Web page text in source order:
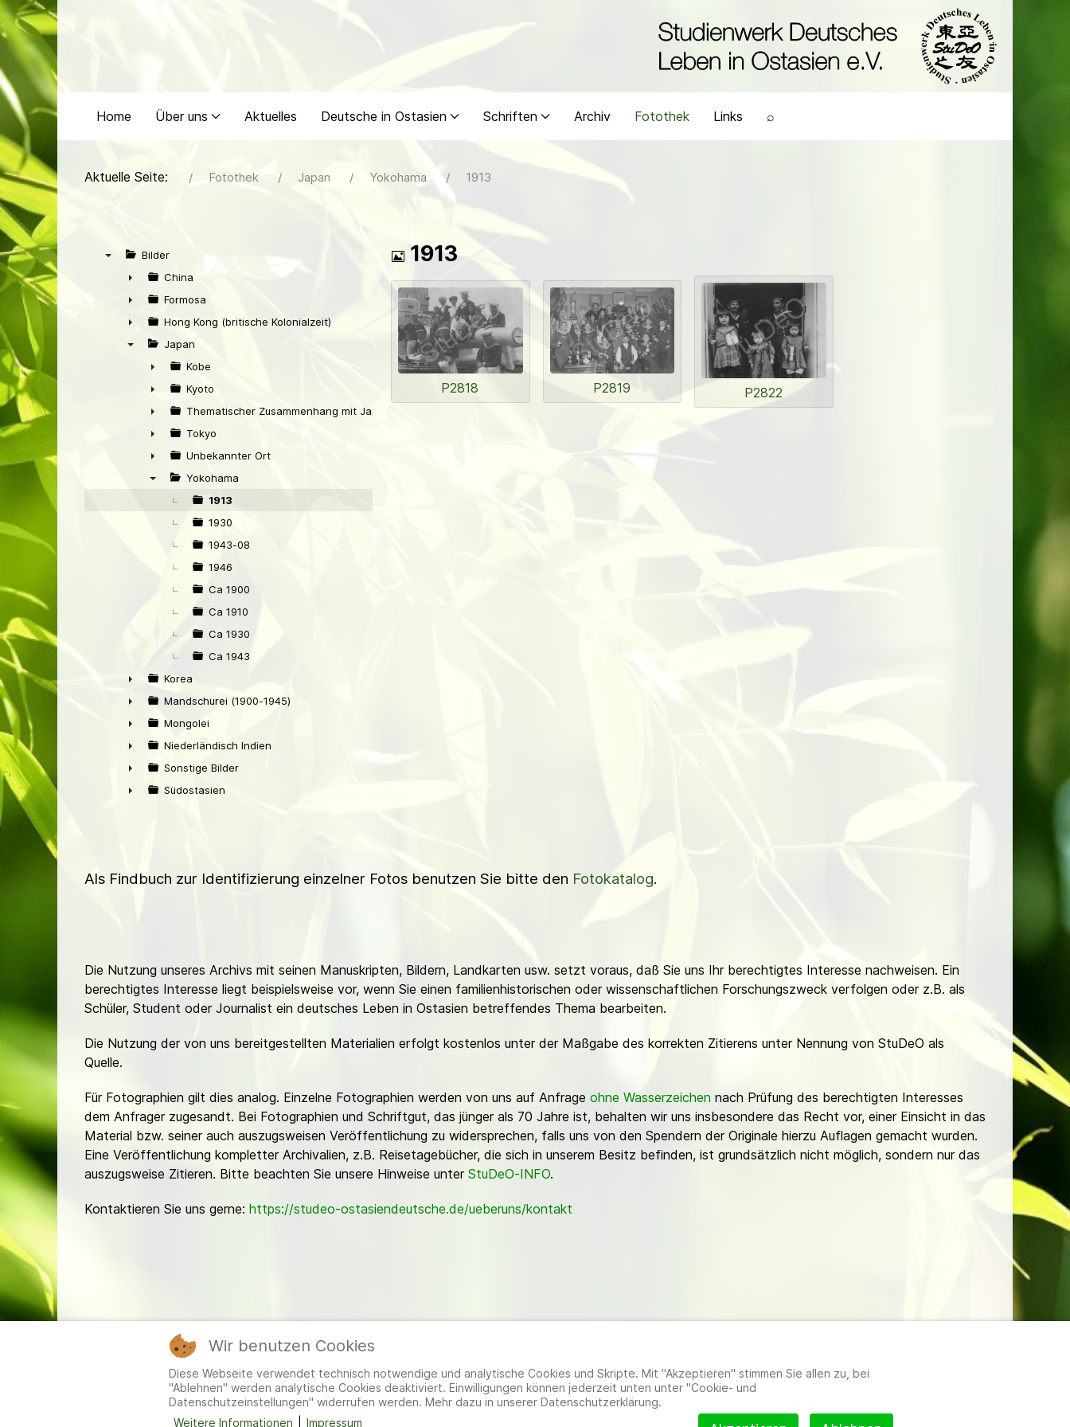
Home Über uns Aktuelles Deutsche in Ostasien Schriften Archiv Fotothek Links ⌕
Aktuelle Seite: Fotothek Japan Yokohama 1913
Bilder
►
China
►
Formosa
►
Hong Kong (britische Kolonialzeit)
Japan
►
Kobe
►
Kyoto
►
Thematischer Zusammenhang mit Japan
►
Tokyo
►
Unbekannter Ort
Yokohama
1913
1930
1943-08
1946
Ca 1900
Ca 1910
Ca 1930
Ca 1943
►
Korea
►
Mandschurei (1900-1945)
►
Mongolei
►
Niederländisch Indien
►
Sonstige Bilder
Südostasien
Bild
1913
P2818 P2819 P2822
Als Findbuch zur Identifizierung einzelner Fotos benutzen Sie bitte den Fotokatalog.
Die Nutzung unseres Archivs mit seinen Manuskripten, Bildern, Landkarten usw. setzt voraus, daß Sie uns Ihr berechtigtes Interesse nachweisen. Ein
berechtigtes Interesse liegt beispielsweise vor, wenn Sie einen familienhistorischen oder wissenschaftlichen Forschungszweck verfolgen oder z.B. als
Schüler, Student oder Journalist ein deutsches Leben in Ostasien betreffendes Thema bearbeiten.
Die Nutzung der von uns bereitgestellten Materialien erfolgt kostenlos unter der Maßgabe des korrekten Zitierens unter Nennung von StuDeO als
Quelle.
Für Fotographien gilt dies analog. Einzelne Fotographien werden von uns auf Anfrage ohne Wasserzeichen nach Prüfung des berechtigten Interesses
dem Anfrager zugesandt. Bei Fotographien und Schriftgut, das jünger als 70 Jahre ist, behalten wir uns insbesondere das Recht vor, einer Einsicht in das
Material bzw. seiner auch auszugsweisen Veröffentlichung zu widersprechen, falls uns von den Spendern der Originale hierzu Auflagen gemacht wurden.
Eine Veröffentlichung kompletter Archivalien, z.B. Reisetagebücher, die sich in unserem Besitz befinden, ist grundsätzlich nicht möglich, sondern nur das
auszugsweise Zitieren. Bitte beachten Sie unsere Hinweise unter StuDeO-INFO.
Kontaktieren Sie uns gerne: https://studeo-ostasiendeutsche.de/ueberuns/kontakt
Mitglieder
Wir benutzen Cookies
Diese Webseite verwendet technisch notwendige und analytische Cookies und Skripte. Mit "Akzeptieren" stimmen Sie allen zu, bei
"Ablehnen" werden analytische Cookies deaktiviert. Einwilligungen können jederzeit unten unter "Cookie- und
Datenschutzeinstellungen" widerrufen werden. Mehr dazu in unserer Datenschutzerklärung.
Weitere Informationen Impressum